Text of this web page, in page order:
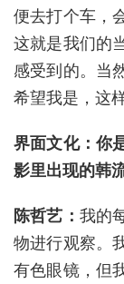
便去打个车，
这就是我们的
感受到的。当
希望我是，这
界面文化：你
影里出现的韩
陈哲艺： 我的
物进行观察。
有色眼镜，但